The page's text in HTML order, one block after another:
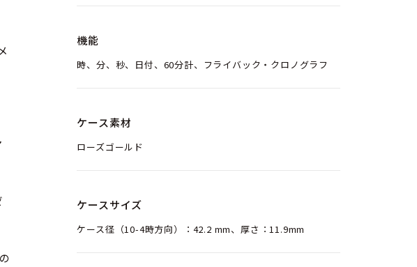
機能
時、分、秒、日付、60分計、フライバック・クロノグラフ
ケース素材
ローズゴールド
ケースサイズ
ケース径（10-4時方向）：42.2 mm、厚さ：11.9mm